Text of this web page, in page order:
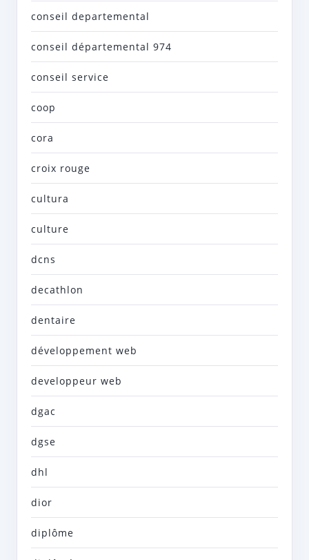
conseil departemental
conseil départemental 974
conseil service
coop
cora
croix rouge
cultura
culture
dcns
decathlon
dentaire
développement web
developpeur web
dgac
dgse
dhl
dior
diplôme